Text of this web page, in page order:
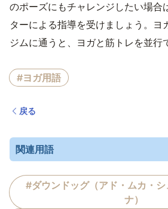
のポーズにもチャレンジしたい場合
ターによる指導を受けましょう。ヨ
ジムに通うと、ヨガと筋トレを並行
#ヨガ用語
戻る
関連用語
#ダウンドッグ（アド・ムカ・
ナ）